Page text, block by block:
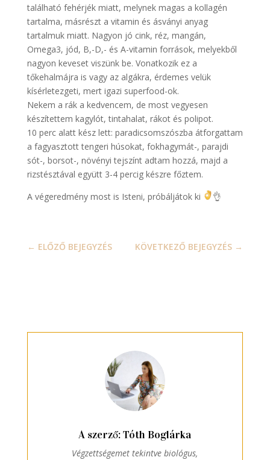
található fehérjék miatt, melynek magas a kollagén
tartalma, másrészt a vitamin és ásványi anyag
tartalmuk miatt. Nagyon jó cink, réz, mangán,
Omega3, jód, B,-D,- és A-vitamin források, melyekből
nagyon keveset viszünk be. Vonatkozik ez a
tőkehalmájra is vagy az algákra, érdemes velük
kísérletezgeti, mert igazi superfood-ok.
Nekem a rák a kedvencem, de most vegyesen
készítettem kagylót, tintahalat, rákot és polipot.
10 perc alatt kész lett: paradicsomszószba átforgattam
a fagyasztott tengeri húsokat, fokhagymát-, parajdi
sót-, borsot-, növényi tejszínt adtam hozzá, majd a
rizstésztával együtt 3-4 percig készre főztem.
A végeredmény most is Isteni, próbáljátok ki
👌
← ELŐZŐ BEJEGYZÉS KÖVETKEZŐ BEJEGYZÉS →
A szerző: Tóth Boglárka
Végzettségemet tekintve biológus,